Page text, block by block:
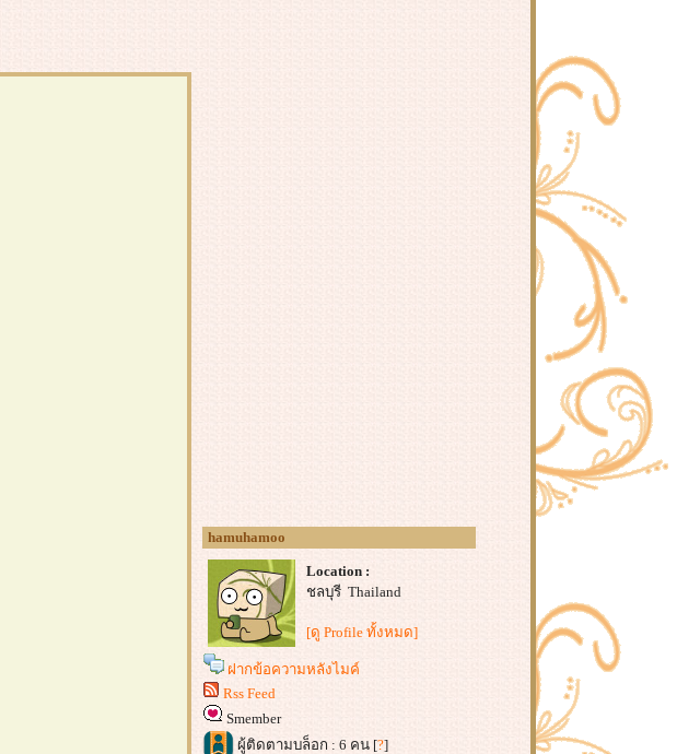
hamuhamoo
Location :
ชลบุรี Thailand
[ดู Profile ทั้งหมด]
ฝากข้อความหลังไมค์
Rss Feed
Smember
ผู้ติดตามบล็อก : 6 คน [?]